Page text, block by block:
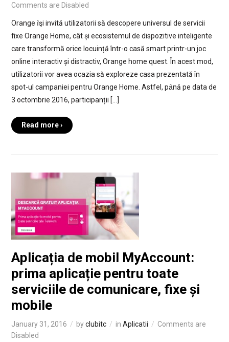
Comments are Disabled
Orange ȋşi invită utilizatorii să descopere universul de servicii
fixe Orange Home, cât și ecosistemul de dispozitive inteligente
care transformă orice locuință într-o casă smart printr-un joc
online interactiv și distractiv, Orange home quest. În acest mod,
utilizatorii vor avea ocazia să exploreze casa prezentată în
spot-ul campaniei pentru Orange Home. Astfel, pȃnă pe data de
3 octombrie 2016, participanții […]
Read more ›
Aplicația de mobil MyAccount:
prima aplicație pentru toate
serviciile de comunicare, fixe și
mobile
January 31, 2016 byclubitc in Aplicatii
Comments are
Disabled